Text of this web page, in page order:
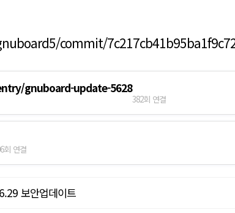
commit/
gnuboard-update-5628
382회 연결
회 연결
보안업데이트